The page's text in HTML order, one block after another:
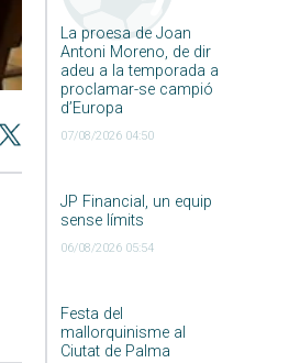
La proesa de Joan
Antoni Moreno, de dir
adeu a la temporada a
proclamar-se campió
d’Europa
07/08/2026 04:50
JP Financial, un equip
sense límits
06/08/2026 05:54
Festa del
mallorquinisme al
Ciutat de Palma